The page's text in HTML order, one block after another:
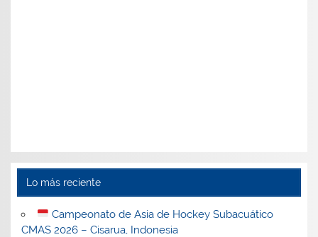
Lo más reciente
Campeonato de Asia de Hockey Subacuático
CMAS 2026 – Cisarua, Indonesia